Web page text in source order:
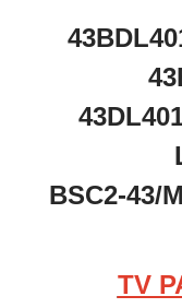
BSC2-43/
TV